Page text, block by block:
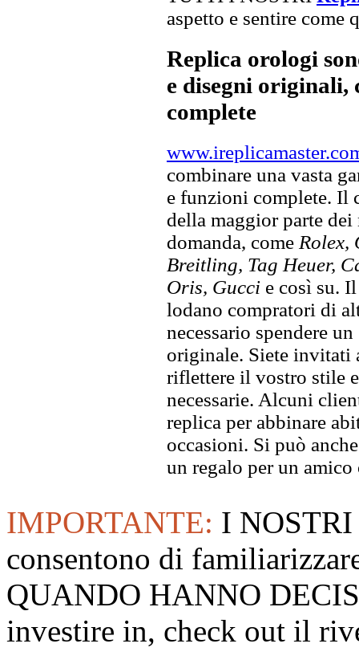
aspetto e sentire
Replica orologi
e disegni originali,
complete
combinare una vasta
e funzioni complete. Il
della maggior parte
domanda, come Rolex,
Breitling, Tag Heuer,
Oris, Gucci e così su.
lodano compratori di
necessario spendere
originale. Siete invitati
riflettere il vostro stile
necessarie. Alcuni
replica per abbinare
occasioni. Si può
un regalo per un amico
IMPORTANTE: I
consentono di
QUANDO HANNO
investire in, check out il